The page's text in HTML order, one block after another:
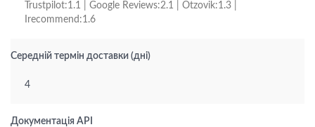
Trustpilot:1.1 | Google Reviews:2.1 | Otzovik:1.3 |
Irecommend:1.6
Середній термін доставки (дні)
4
Документація API